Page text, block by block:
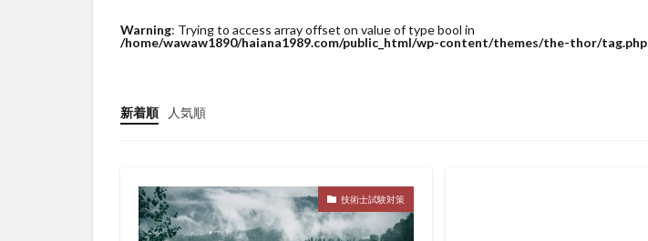
Warning: Trying to access array offset on value of type bool in
/home/wawaw1890/haiana1989.com/public_html/wp-content/themes/the-thor/tag.php
新着順 人気順
技術士試験対策